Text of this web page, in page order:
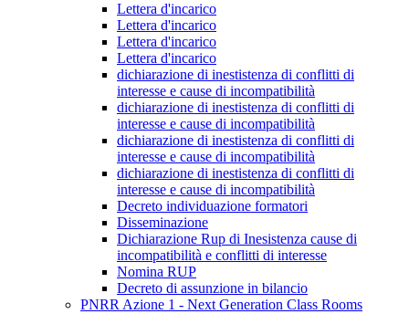
Lettera d'incarico
Lettera d'incarico
Lettera d'incarico
Lettera d'incarico
dichiarazione di inestistenza di conflitti di
interesse e cause di incompatibilità
dichiarazione di inestistenza di conflitti di
interesse e cause di incompatibilità
dichiarazione di inestistenza di conflitti di
interesse e cause di incompatibilità
dichiarazione di inestistenza di conflitti di
interesse e cause di incompatibilità
Decreto individuazione formatori
Disseminazione
Dichiarazione Rup di Inesistenza cause di
incompatibilità e conflitti di interesse
Nomina RUP
Decreto di assunzione in bilancio
PNRR Azione 1 - Next Generation Class Rooms